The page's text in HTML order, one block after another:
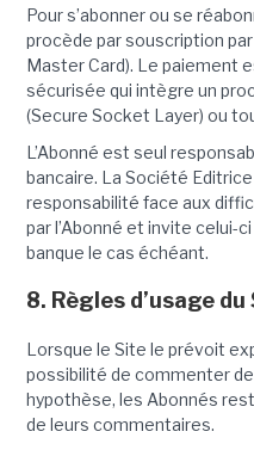
Pour s’abonner ou se
procède par souscription
Master Card). Le paiement
sécurisée qui intègre un
(Secure Socket Layer) ou
L’Abonné est seul
bancaire. La Société
responsabilité face aux
par l’Abonné et invite celui-
banque le cas échéant.
8. Règles d’usage du
Lorsque le Site le prévoit
possibilité de commenter
hypothèse, les Abonnés
de leurs commentaires.